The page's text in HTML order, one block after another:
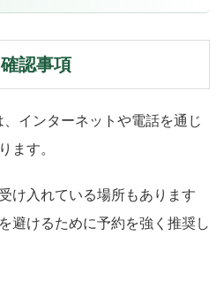
認事項
インターネットや電話を通じ
ます。
け入れている場所もあります
避けるために予約を強く推奨し